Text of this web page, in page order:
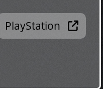
PlayStation